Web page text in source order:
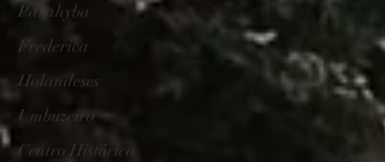
Parahyba
Frederica
Holandeses
Umbuzeiro
Centro Histórico